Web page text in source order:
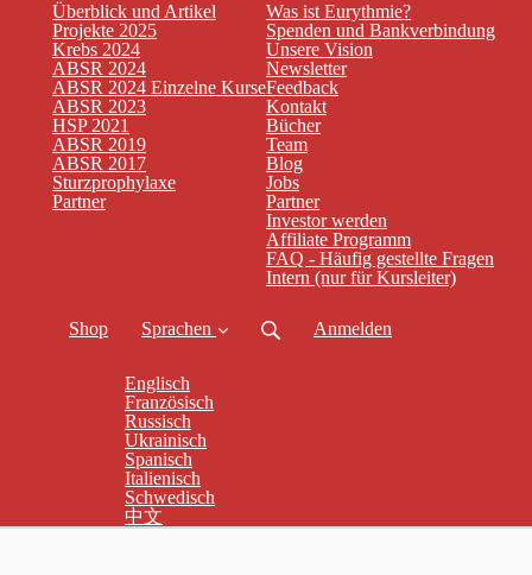
Überblick und Artikel
Projekte 2025
Krebs 2024
ABSR 2024
ABSR 2024 Einzelne Kurse
ABSR 2023
HSP 2021
ABSR 2019
ABSR 2017
Sturzprophylaxe
Partner
Was ist Eurythmie?
Spenden und Bankverbindung
Unsere Vision
Newsletter
Feedback
Kontakt
Bücher
Team
Blog
Jobs
Partner
Investor werden
Affiliate Programm
FAQ - Häufig gestellte Fragen
Intern (nur für Kursleiter)
Shop Sprachen
Englisch
Französisch
Russisch
Ukrainisch
Spanisch
Italienisch
Schwedisch
中文
Anmelden